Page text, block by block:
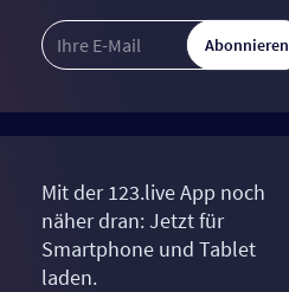
Abonnieren
Mit der 123.live App noch
näher dran: Jetzt für
Smartphone und Tablet
laden.